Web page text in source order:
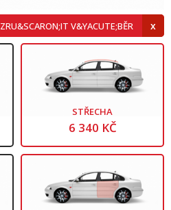
ZRU&SCARON;IT V&YACUTE;BĚR
STŘECHA
6 340 KČ